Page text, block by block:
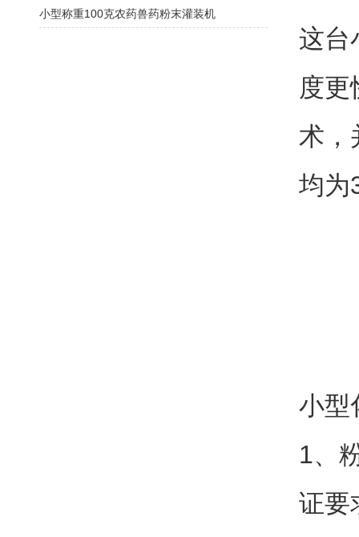
这台
度
术，
均为
小型
1、
证要
小型称重100克农药兽药粉末灌装机